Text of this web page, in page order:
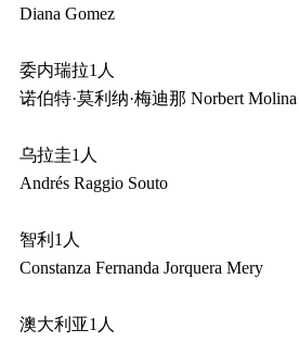
Diana Gomez
委内瑞拉1人
诺伯特·莫利纳·梅迪那 Norbert
乌拉圭1人
Andrés Raggio Souto
智利1人
Constanza Fernanda Jorquera Mery
澳大利亚1人